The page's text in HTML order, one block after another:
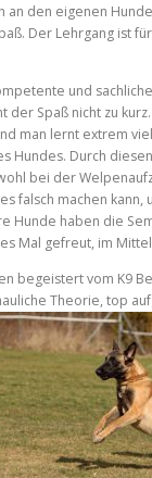
an den eigenen
Der Lehrgang ist
und
der Spaß nicht zu
man lernt extrem
Hundes. Durch
bei der
falsch machen kann,
Hunde haben die
Mal gefreut, im
begeistert vom K9
Theorie, top